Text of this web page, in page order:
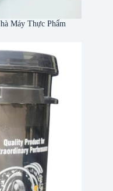
Máy Thực Phẩm